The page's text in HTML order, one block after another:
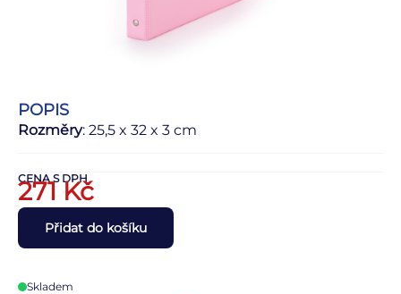
POPIS
Rozměry: 25,5 x 32 x 3 cm
CENA S DPH
271Kč
Přidat do košíku
Skladem